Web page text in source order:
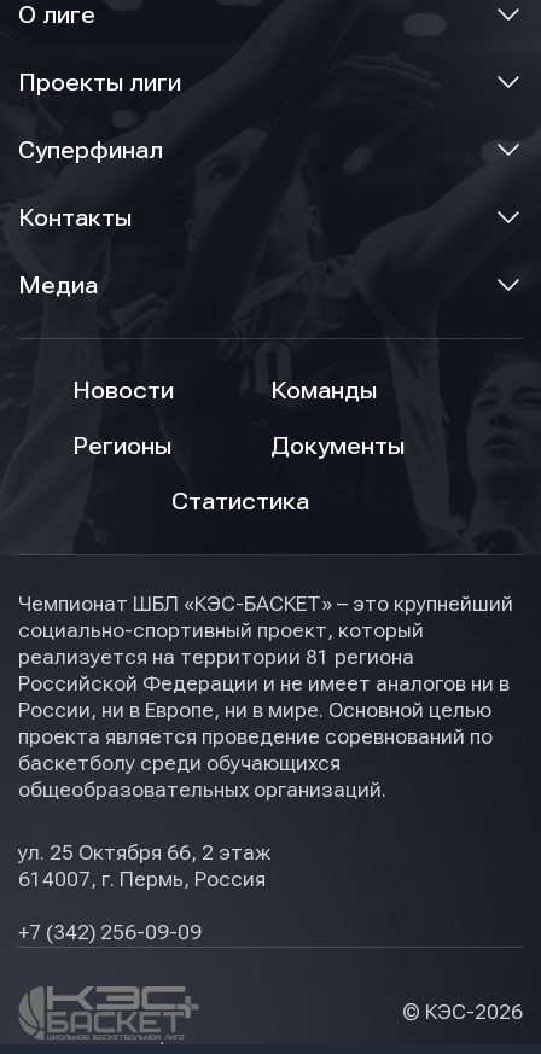
О лиге
Проекты лиги
Суперфинал
Контакты
Медиа
Новости
Команды
Регионы
Документы
Статистика
Чемпионат ШБЛ «КЭС-БАСКЕТ» – это крупнейший
социально-спортивный проект, который
реализуется на территории 81 региона
Российской Федерации и не имеет аналогов ни в
России, ни в Европе, ни в мире. Основной целью
проекта является проведение соревнований по
баскетболу среди обучающихся
общеобразовательных организаций.
ул. 25 Октября 66, 2 этаж
614007, г. Пермь, Россия
+7 (342) 256-09-09
© КЭС-2026